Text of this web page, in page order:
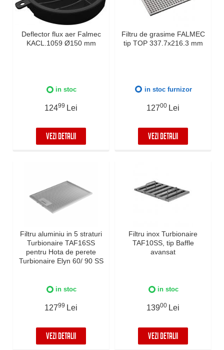
Deflector flux aer Falmec
KACL.1059 Ø150 mm
in stoc
12499 Lei
VEZI DETALII
Filtru de grasime FALMEC
tip TOP 337.7x216.3 mm
in stoc furnizor
12700 Lei
VEZI DETALII
Filtru aluminiu in 5 straturi
Turbionaire TAF16SS
pentru Hota de perete
Turbionaire Elyn 60/ 90 SS
in stoc
12799 Lei
VEZI DETALII
Filtru inox Turbionaire
TAF10SS, tip Baffle
avansat
in stoc
13900 Lei
VEZI DETALII